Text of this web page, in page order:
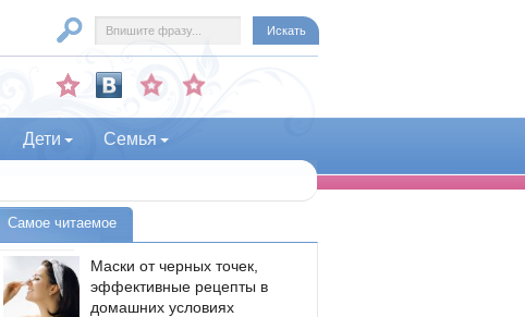
Дети Семья
Самое читаемое
Маски от черных точек,
эффективные рецепты в
домашних условиях